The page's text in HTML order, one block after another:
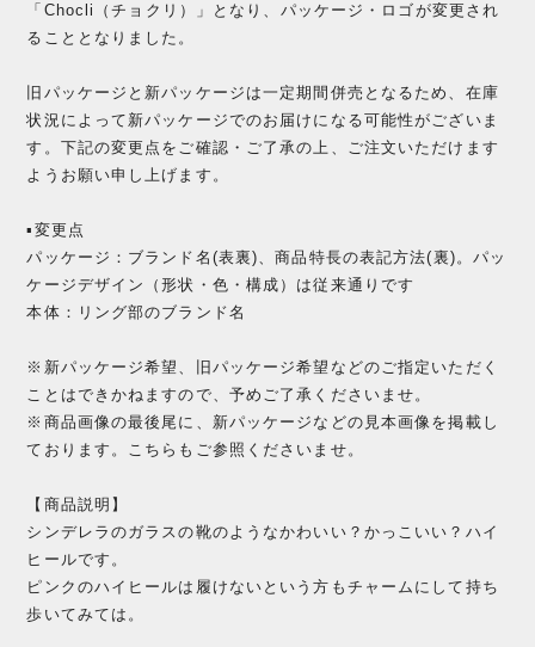
「Chocli（チョクリ）」となり、パッケージ・ロゴが変更され
ることとなりました。
旧パッケージと新パッケージは一定期間併売となるため、在庫
状況によって新パッケージでのお届けになる可能性がございま
す。下記の変更点をご確認・ご了承の上、ご注文いただけます
ようお願い申し上げます。
▪️変更点
パッケージ：ブランド名(表裏)、商品特長の表記方法(裏)。パッ
ケージデザイン（形状・色・構成）は従来通りです
本体：リング部のブランド名
※新パッケージ希望、旧パッケージ希望などのご指定いただく
ことはできかねますので、予めご了承くださいませ。
※商品画像の最後尾に、新パッケージなどの見本画像を掲載し
ております。こちらもご参照くださいませ。
【商品説明】
シンデレラのガラスの靴のようなかわいい？かっこいい？ハイ
ヒールです。
ピンクのハイヒールは履けないという方もチャームにして持ち
歩いてみては。